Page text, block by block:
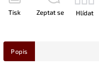
Tisk Zeptat se Hlídat
Popis